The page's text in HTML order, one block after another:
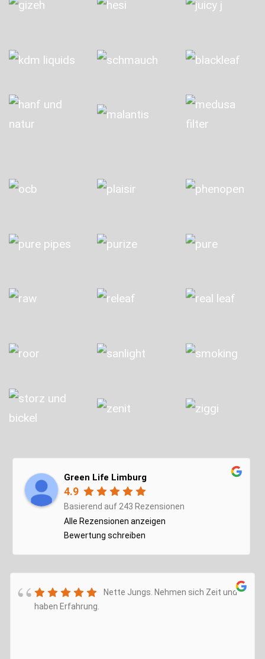
Green Life Limburg
4.9
Basierend auf 243 Rezensionen
Alle Rezensionen anzeigen
Bewertung schreiben
Nette Jungs. Nehmen sich Zeit und
haben Erfahrung.